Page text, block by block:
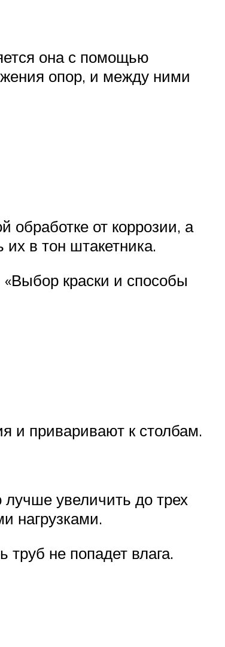
она с помощью
опор, и между ними
от коррозии, а
в тон штакетника.
краски и способы
и приваривают к столбам.
увеличить до трех
нагрузками.
не попадет влага.